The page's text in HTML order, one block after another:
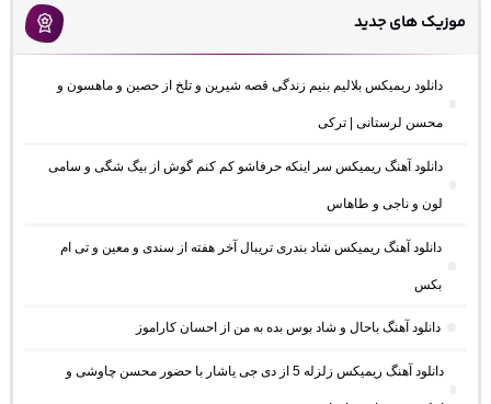
موزیک های جدید
دانلود ریمیکس بلالیم بنیم زندگی قصه شیرین و تلخ از حصین و ماهسون و
محسن لرستانی | ترکی
دانلود آهنگ ریمیکس سر اینکه حرفاشو کم کنم گوش از بیگ شگی و سامی
لون و ناجی و طاهاس
دانلود آهنگ ریمیکس شاد بندری تریبال آخر هفته از سندی و معین و تی ام
بکس
دانلود آهنگ باحال و شاد بوس بده به من از احسان کاراموز
دانلود آهنگ ریمیکس زلزله 5 از دی جی یاشار با حضور محسن چاوشی و